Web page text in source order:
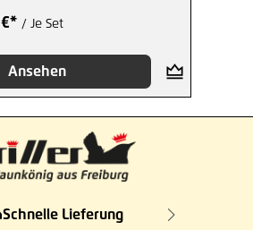
/ Je Set
Ansehen
Schnelle Lieferung